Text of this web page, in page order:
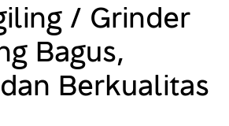
/ Grinder
Bagus,
Berkualitas